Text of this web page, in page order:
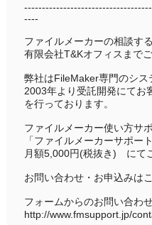
----
ファイルメーカーの相談す
有限会社T&Kオフィスまで
弊社はFileMaker専門のシス
2003年より受託開発にてお
を行っております。
ファイルメーカー使い方サ
「ファイルメーカーサポート
月額5,000円(税抜き) にて
お問い合わせ・お申込みは
フォームからのお問い合わ
http://www.fmsupport.jp/